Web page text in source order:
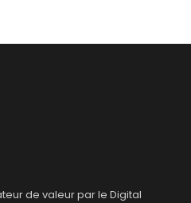
de valeur par le Digital